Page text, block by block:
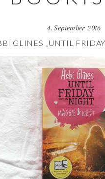
4. September 2016
GLINES „UNTIL